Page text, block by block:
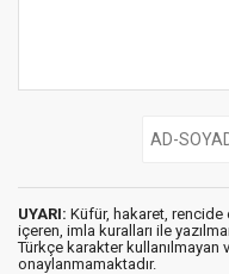
UYARI: Küfür, hakaret, rencide
içeren, imla kuralları ile
Türkçe karakter kullanılmayan
onaylanmamaktadır.